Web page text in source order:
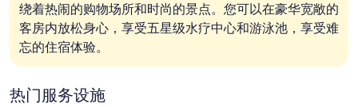
库
绕着热闹的购物场所和时尚的景点。您可以在豪华宽敞的
客房内放松身心，享受五星级水疗中心和游泳池，享受难
忘的住宿体验。
热门服务设施